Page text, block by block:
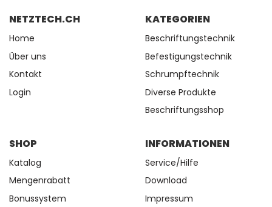
NETZTECH.CH
Home
Über uns
Kontakt
Login
KATEGORIEN
Beschriftungstechnik
Befestigungstechnik
Schrumpftechnik
Diverse Produkte
Beschriftungsshop
SHOP
Katalog
Mengenrabatt
Bonussystem
INFORMATIONEN
Service/Hilfe
Download
Impressum